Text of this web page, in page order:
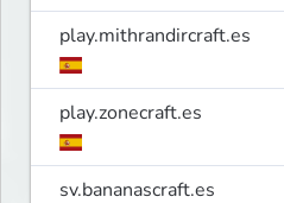
play.mithrandircraft.es
play.zonecraft.es
sv.bananascraft.es